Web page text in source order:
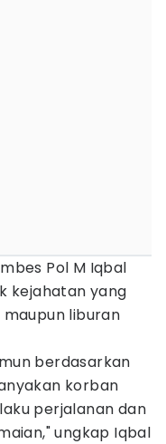
Pol M Iqbal
kejahatan yang
liburan
berdasarkan
korban
perjalanan dan
ungkap Iqbal